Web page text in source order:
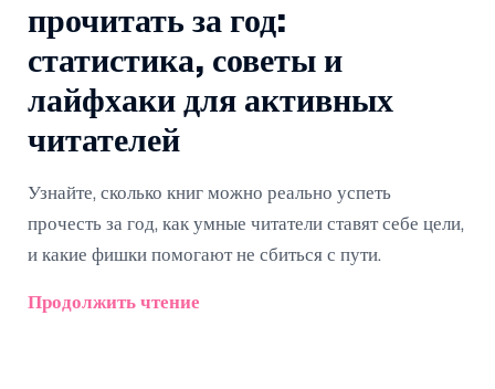
прочитать за год:
статистика, советы и
лайфхаки для активных
читателей
Узнайте, сколько книг можно реально успеть
прочесть за год, как умные читатели ставят себе цели,
и какие фишки помогают не сбиться с пути.
Продолжить чтение